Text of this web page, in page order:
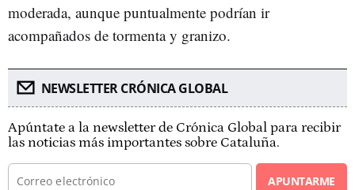
moderada, aunque puntualmente podrían ir
acompañados de tormenta y granizo.
NEWSLETTER CRÓNICA GLOBAL
Apúntate a la newsletter de Crónica Global para recibir
las noticias más importantes sobre Cataluña.
APUNTARME